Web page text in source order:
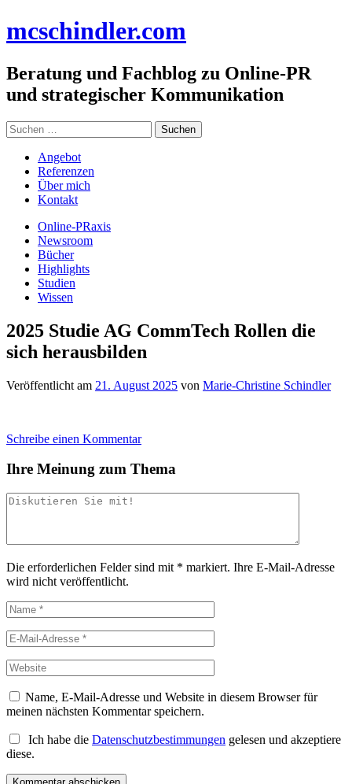
Inhalt
mcschindler.com
Beratung und Fachblog zu Online-PR
und strategischer Kommunikation
Suchen
nach:
Angebot
Referenzen
Über mich
Kontakt
Online-PRaxis
Newsroom
Bücher
Highlights
Studien
Wissen
2025 Studie AG CommTech Rollen die
sich herausbilden
Veröffentlicht am 21. August 2025 von Marie-Christine Schindler
Schreibe einen Kommentar
Ihre Meinung zum Thema
Die erforderlichen Felder sind mit * markiert. Ihre E-Mail-Adresse
wird nicht veröffentlicht.
Name, E-Mail-Adresse und Website in diesem Browser für
meinen nächsten Kommentar speichern.
Ich habe die Datenschutzbestimmungen gelesen und akzeptiere
diese.